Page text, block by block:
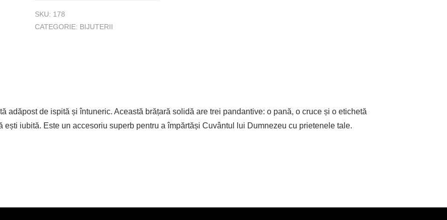
SKU: 178
CATEGORIE: BIJUTERII
adăpost de ispită și întuneric. Această brățară solidă are trei pandantive: o pană, o cruce și o etichetă
ești iubită. Este un accesoriu superb pentru a împărtăși Cuvântul lui Dumnezeu cu prietenele tale.